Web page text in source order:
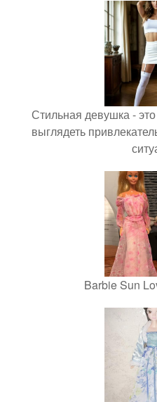
Стильная девушка -
выглядеть
Barbie Sun